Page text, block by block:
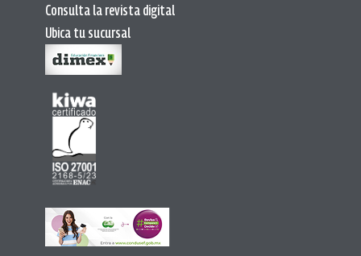
Consulta la revista digital
Ubica tu sucursal